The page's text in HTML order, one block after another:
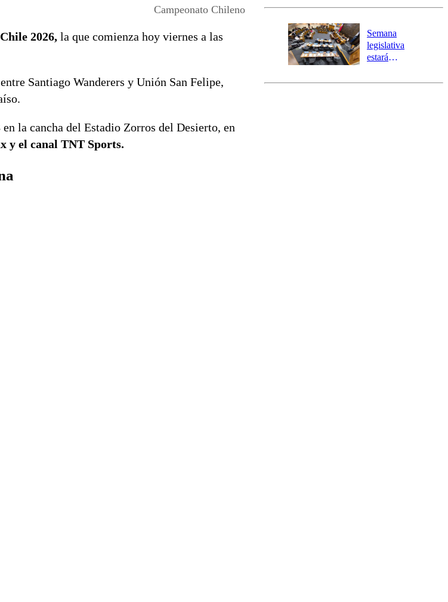
Campeonato Chileno
2026, la que comienza hoy viernes a las
Santiago Wanderers y Unión San Felipe,
la cancha del Estadio Zorros del Desierto, en
y el canal TNT Sports.
activa Alerta
Preventiva en
tres comunas
Semana
legislativa
estará
el fin de la